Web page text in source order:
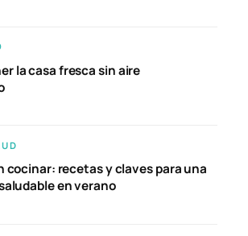
la casa fresca sin aire
cocinar: recetas y claves para una
en verano